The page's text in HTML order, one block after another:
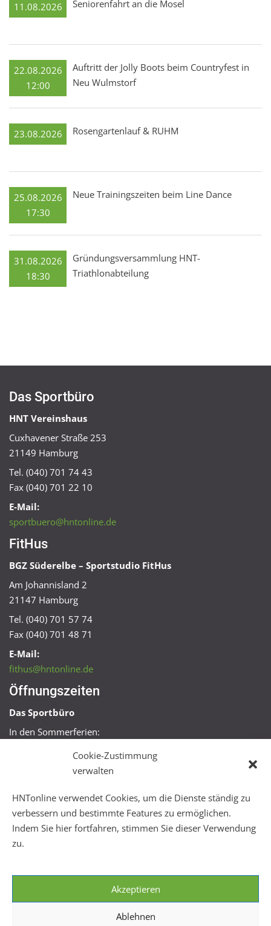
Cookie-Zustimmung
verwalten
HNTonline verwendet Cookies, um die Dienste ständig zu
verbessern und bestimmte Features zu ermöglichen.
Indem Sie hier fortfahren, stimmen Sie dieser Verwendung
zu.
Akzeptieren
Ablehnen
11.08.2026 Seniorenfahrt an die Mosel
22.08.2026
12:00
Auftritt der Jolly Boots beim Countryfest in
Neu Wulmstorf
23.08.2026 Rosengartenlauf & RUHM
25.08.2026
17:30
Neue Trainingszeiten beim Line Dance
31.08.2026
18:30
Gründungsversammlung HNT-
Triathlonabteilung
Das Sportbüro
HNT Vereinshaus
Cuxhavener Straße 253
21149 Hamburg
Tel. (040) 701 74 43
Fax (040) 701 22 10
E-Mail:
sportbuero@hntonline.de
FitHus
BGZ Süderelbe – Sportstudio FitHus
Am Johannisland 2
21147 Hamburg
Tel. (040) 701 57 74
Fax (040) 701 48 71
E-Mail:
fithus@hntonline.de
Öffnungszeiten
Das Sportbüro
In den Sommerferien:
Mo + Mi 16:00 – 18:00 Uhr
Mo – Fr 08:00 – 22:00 Uhr
Sa + So 10:00 – 18:00 Uhr